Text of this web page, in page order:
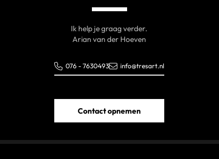
Ik help je graag verder.
Arian van der Hoeven
076 - 7630493 info@tresart.nl
Contact opnemen